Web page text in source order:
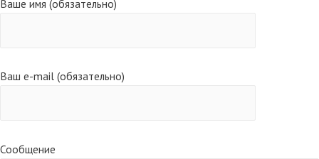
Ваше имя (обязательно)
Ваш e-mail (обязательно)
Сообщение